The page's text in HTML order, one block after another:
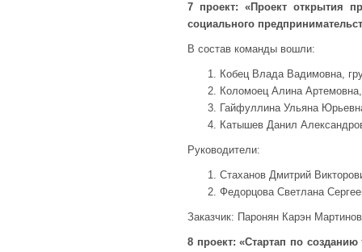
7 проект: «Проект открытия
социального
В состав команды вошли:
Кобец Влада Вадимовна,
Коломоец Алина
Гайфуллина Ульяна
Катышев Данил
Руководители:
Стаханов Дмитрий
Федорцова Светлана
Заказчик: Паронян Карэн
8 проект: «Стартап по